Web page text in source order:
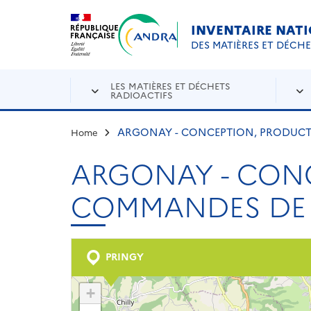
Aller au contenu principal
INVENTAIRE
DES MATIÈRES ET
LES MATIÈRES ET DÉCHETS
RADIOACTIFS
Home ARGONAY - CONCEPTION,
ARGONAY -
COMMANDES
PRINGY
+